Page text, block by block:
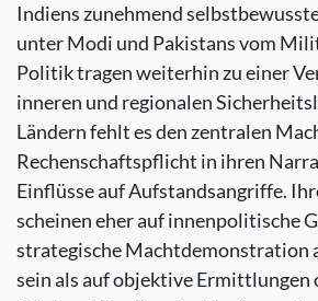
Indiens zunehmend
unter Modi und Pakistans vom
Politik tragen weiterhin zu einer
inneren und regionalen
Ländern fehlt es den zentralen
Rechenschaftspflicht in ihren
Einflüsse auf Aufstandsangriffe.
scheinen eher auf innenpolitische
strategische Machtdemonstration
sein als auf objektive Ermittlungen